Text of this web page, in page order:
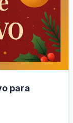
para